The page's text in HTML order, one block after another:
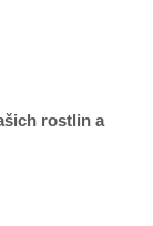
rostlin a